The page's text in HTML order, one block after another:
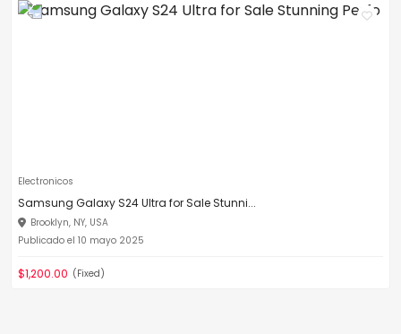
Electronicos
Samsung Galaxy S24 Ultra for Sale Stunni...
Brooklyn, NY, USA
Publicado el 10 mayo 2025
$1,200.00 (Fixed)